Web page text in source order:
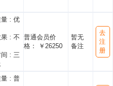
: 优
: 不
: 三
普通会员价
格： ￥26250
暂无
备注
去
注
册
: 普